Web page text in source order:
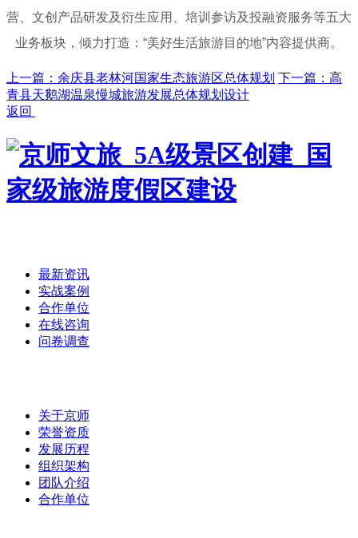
营、文创产品研发及衍生应用、培训参访及投融资服务等五大
业务板块，倾力打造：“美好生活旅游目的地”内容提供商。
上一篇：余庆县老林河国家生态旅游区总体规划 下一篇：高
青县天鹅湖温泉慢城旅游发展总体规划设计
返回
最新资讯
实战案例
合作单位
在线咨询
问卷调查
关于京师
荣誉资质
发展历程
组织架构
团队介绍
合作单位